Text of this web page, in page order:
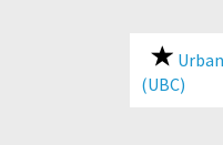
(UBC)